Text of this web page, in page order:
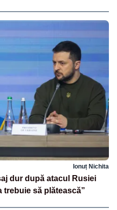
Ionuț Nichita
dur după atacul Rusiei
să plătească”